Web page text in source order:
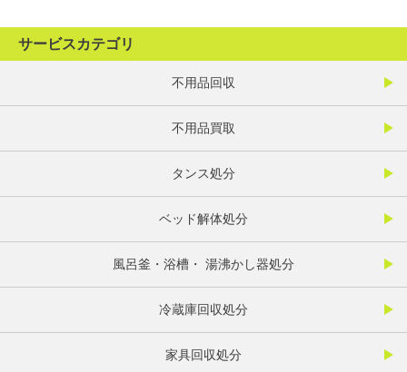
サービスカテゴリ
不用品回収
不用品買取
タンス処分
ベッド解体処分
風呂釜・浴槽・ 湯沸かし器処分
冷蔵庫回収処分
家具回収処分